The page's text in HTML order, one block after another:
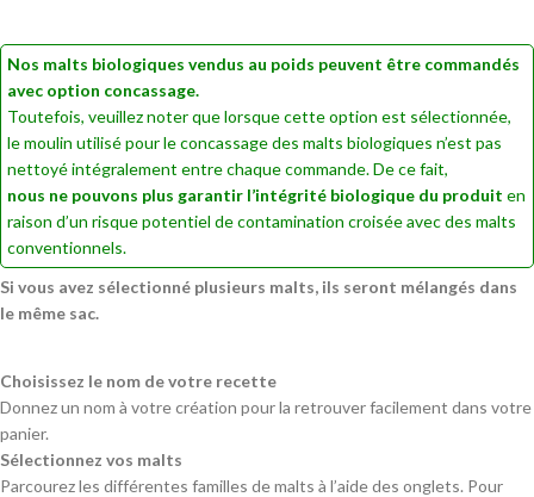
Nos malts biologiques vendus au poids peuvent être commandés
avec option concassage.
Toutefois, veuillez noter que lorsque cette option est sélectionnée,
le moulin utilisé pour le concassage des malts biologiques n’est pas
nettoyé intégralement entre chaque commande. De ce fait,
nous ne pouvons plus garantir l’intégrité biologique du produit en
raison d’un risque potentiel de contamination croisée avec des malts
conventionnels.
Si vous avez sélectionné plusieurs malts, ils seront mélangés dans
le même sac.
Choisissez le nom de votre recette
Donnez un nom à votre création pour la retrouver facilement dans votre
panier.
Sélectionnez vos malts
Parcourez les différentes familles de malts à l’aide des onglets. Pour